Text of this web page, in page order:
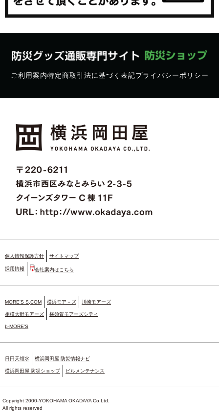
ご利用案内特定商取引法に基づく表記プライバシーポリシー
個人情報保護方針 サイトマップ
採用情報 会社案内はこちら
MORE'S S,COM 横浜モア－ズ 川崎モアーズ
相模大野モアーズ 横須賀モアーズシティ
b-MORE'S
日田天領水 横浜岡田屋 防災情報ナビ
横浜岡田屋 防災ショップ ビルメンテナンス
Copyright 2000-YOKOHAMA OKADAYA Co.Ltd.
All rights reserved